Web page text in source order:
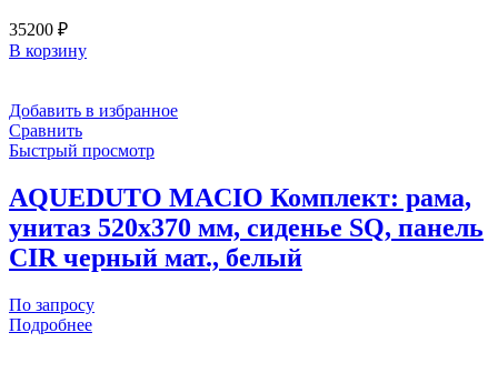
35200 ₽
В корзину
Добавить в избранное
Сравнить
Быстрый просмотр
AQUEDUTO MACIO Комплект: рама,
унитаз 520х370 мм, сиденье SQ, панель
CIR черный мат., белый
По запросу
Подробнее